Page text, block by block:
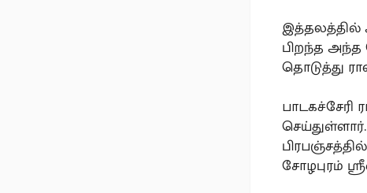
இத்தலத்தில்
பிறந்த
தொடுத்து
செய்துள்ளார்.
சோழபுரம்